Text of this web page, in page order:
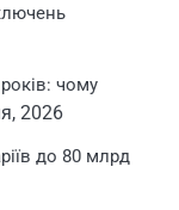
чому
2026
до 80 млрд